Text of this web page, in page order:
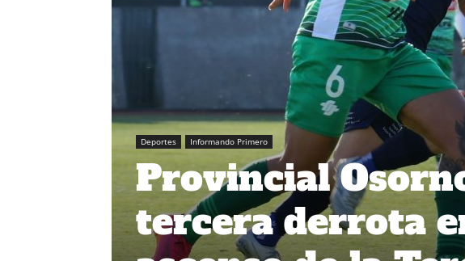
Deportes Informando Primero
Provincial
tercera derrota